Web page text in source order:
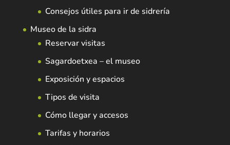
Consejos útiles para ir de sidrería
Museo de la sidra
Reservar visitas
Sagardoetxea – el museo
Exposición y espacios
Tipos de visita
Cómo llegar y accesos
Tarifas y horarios